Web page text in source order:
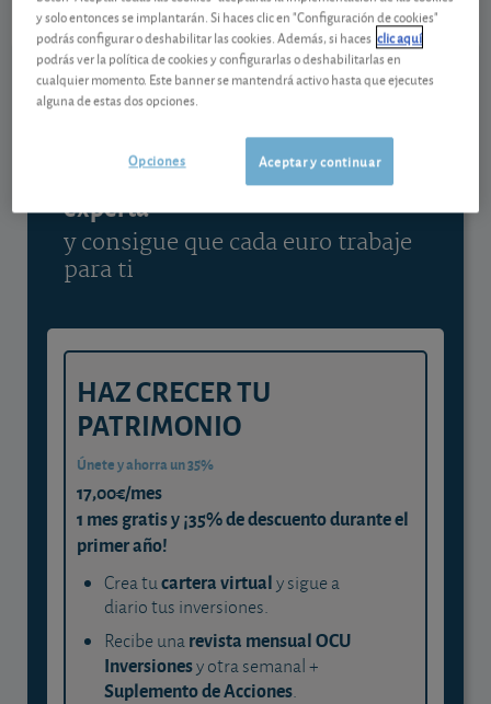
Ver detalladamente
Contenido reservado a SOCIOS
Gestiona tu dinero con visión
experta
y consigue que cada euro trabaje
para ti
HAZ CRECER TU
PATRIMONIO
Únete y ahorra un 35%
17,00€/mes
1 mes gratis y ¡35% de descuento durante el
primer año!
Crea tucartera virtualy sigue a
diario tus inversiones.
Recibe unarevista mensual OCU
Inversionesy otra semanal +
Suplemento de Acciones.
y solo entonces se implantarán. Si haces clic en "Configuración de cookies"
podrás configurar o deshabilitar las cookies. Además, si haces clic aquí
podrás ver la política de cookies y configurarlas o deshabilitarlas en
cualquier momento. Este banner se mantendrá activo hasta que ejecutes
alguna de estas dos opciones.
Aceptar y continuar
Opciones